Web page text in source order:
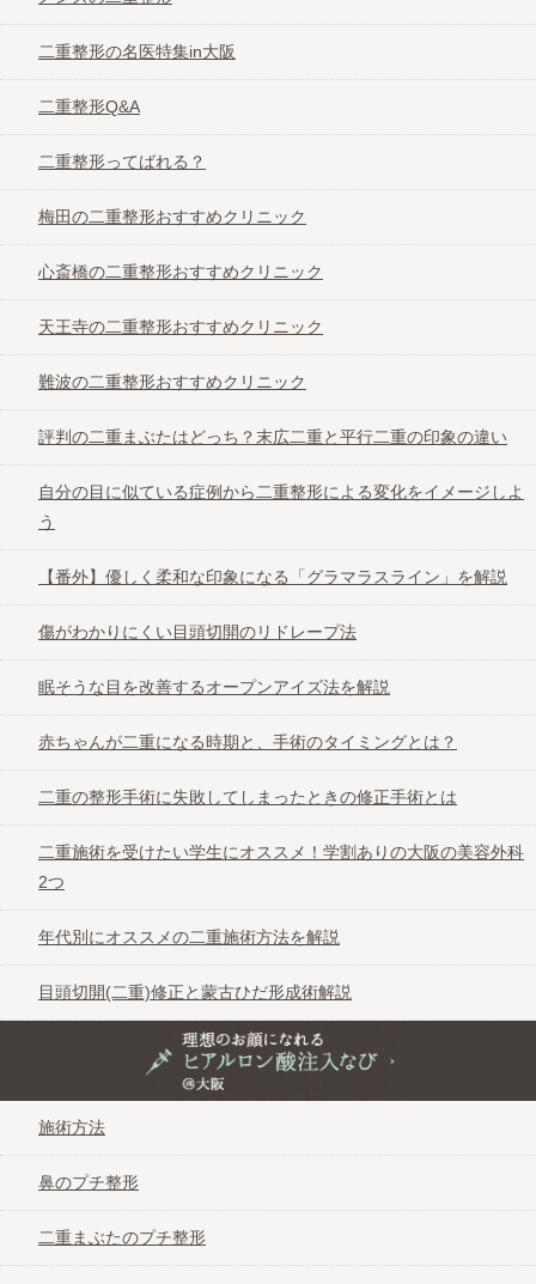
恵聖会クリニック
共立美容外科
kunoクリニック
こまちクリニック
品川美容外科
湘南美容外科
城本クリニック
心斎橋コムロ美容外科
心斎橋中央クリニック
聖心美容クリニック
立花クリニック
たにまちクリニック
つかはらクリニック
ツツイ美容外科
二重整形の名医特集in大阪
二重整形Q&A
二重整形ってばれる？
梅田の二重整形おすすめクリニック
心斎橋の二重整形おすすめクリニック
天王寺の二重整形おすすめクリニック
難波の二重整形おすすめクリニック
評判の二重まぶたはどっち？末広二重と平行二重の印象の違い
自分の目に似ている症例から二重整形による変化をイメージしよ
う
【番外】優しく柔和な印象になる「グラマラスライン」を解説
傷がわかりにくい目頭切開のリドレープ法
眠そうな目を改善するオープンアイズ法を解説
赤ちゃんが二重になる時期と、手術のタイミングとは？
二重の整形手術に失敗してしまったときの修正手術とは
二重施術を受けたい学生にオススメ！学割ありの大阪の美容外科
2つ
年代別にオススメの二重施術方法を解説
目頭切開(二重)修正と蒙古ひだ形成術解説
理想のお顔になれるヒアルロン酸注入なび＠大阪
施術方法
鼻のプチ整形
二重まぶたのプチ整形